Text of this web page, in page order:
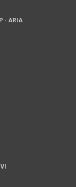
- ARIA